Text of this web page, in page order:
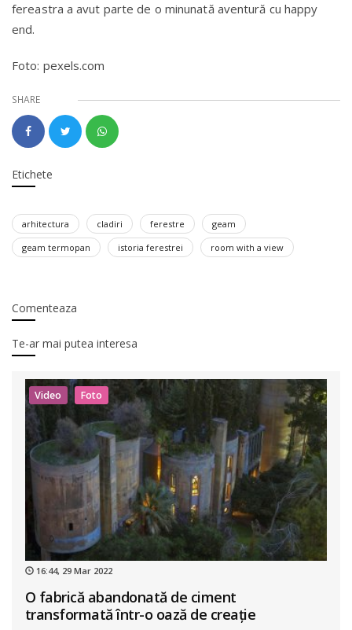
fereastra a avut parte de o minunată aventură cu happy
end.
Foto: pexels.com
SHARE
Etichete
arhitectura cladiri ferestre
geam
geam termopan
istoria ferestrei room with a view
Comenteaza
Te-ar mai putea interesa
Video Foto
16:44, 29 Mar 2022
O fabrică abandonată de ciment
transformată într-o oază de creație